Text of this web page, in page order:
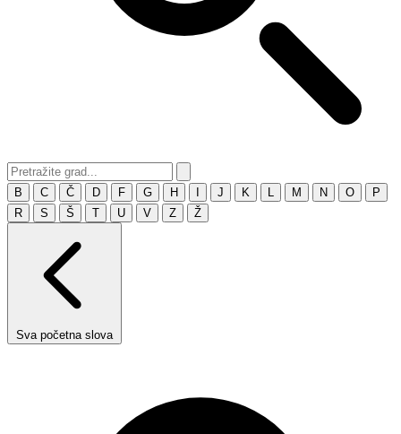
B C Č D F G H J K M N O
P
R
S Š T U V Z Ž
Sva početna slova